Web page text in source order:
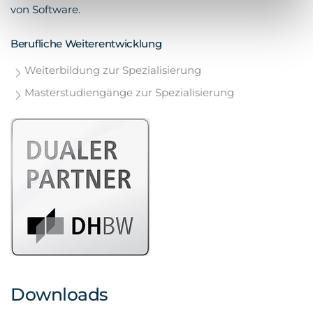
von Software.
Berufliche Weiterentwicklung
Weiterbildung zur Spezialisierung
Masterstudiengänge zur Spezialisierung
Downloads